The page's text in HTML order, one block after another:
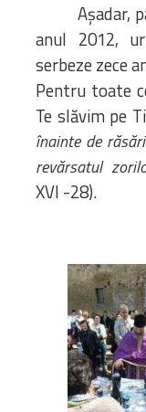
Așadar,
anul 2012,
serbeze zece
Pentru toate
Te slăvim pe
înainte de
revărsatul
XVI -28).